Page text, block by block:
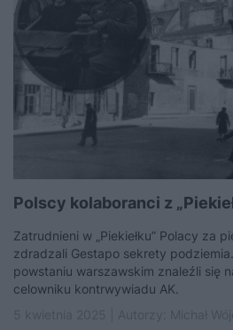
Polscy kolaboranci z
Zatrudnieni w „Piekiełku” Polacy za
zdradzali Gestapo sekrety
powstaniu warszawskim znaleźli się
celowniku kontrwywiadu AK.